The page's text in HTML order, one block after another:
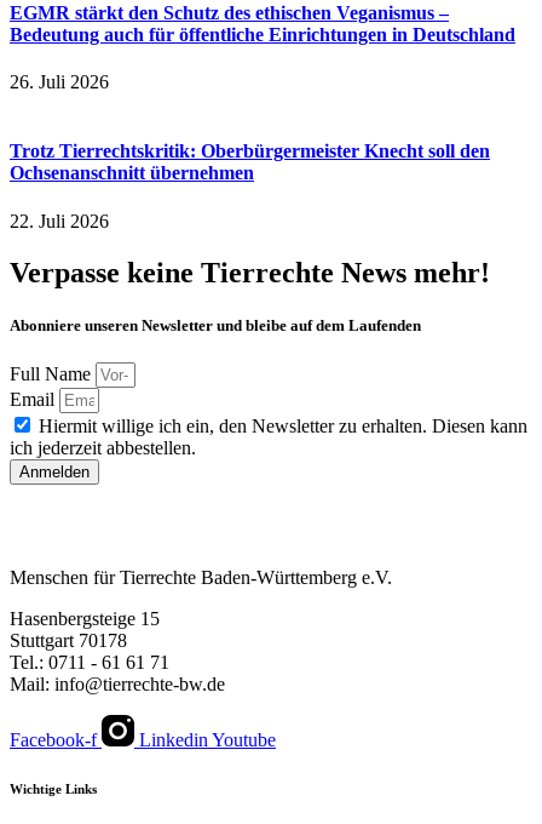
EGMR stärkt den Schutz des ethischen Veganismus –
Bedeutung auch für öffentliche Einrichtungen in Deutschland
26. Juli 2026
Trotz Tierrechtskritik: Oberbürgermeister Knecht soll den
Ochsenanschnitt übernehmen
22. Juli 2026
Verpasse keine Tierrechte News mehr!
Abonniere unseren Newsletter und bleibe auf dem Laufenden
Full Name
Email
Hiermit willige ich ein, den Newsletter zu erhalten. Diesen kann
ich jederzeit abbestellen.
Anmelden
Menschen für Tierrechte Baden-Württemberg e.V.
Hasenbergsteige 15
Stuttgart 70178
Tel.: 0711 - 61 61 71
Mail: info@tierrechte-bw.de
Facebook-f Linkedin Youtube
Wichtige Links